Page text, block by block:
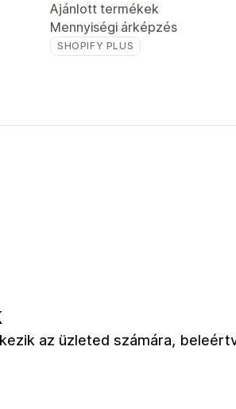
Ajánlott termékek
Mennyiségi árképzés
SHOPIFY PLUS
az üzleted számára,